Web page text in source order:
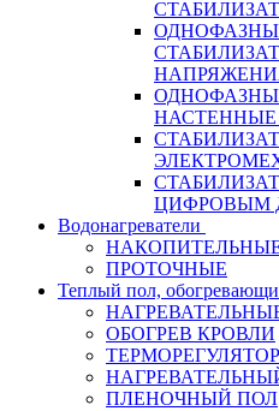
НАСТЕННЫЕ
ЦИФРОВЫМ
Водонагреватели
ПРОТОЧНЫЕ
Теплый пол,
ОБОГРЕВ КРОВЛИ
ПЛЕНОЧНЫЙ ПОЛ